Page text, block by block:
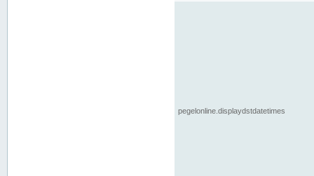
pegelonline.displaydstdatetimes